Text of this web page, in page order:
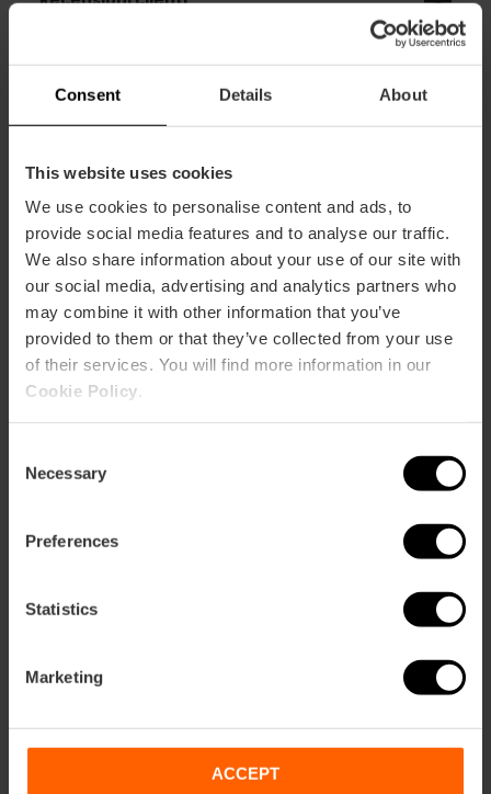
Consent Details About
This website uses cookies
We use cookies to personalise content and ads, to
provide social media features and to analyse our traffic.
We also share information about your use of our site with
our social media, advertising and analytics partners who
may combine it with other information that you’ve
provided to them or that they’ve collected from your use
of their services. You will find more information in our
Cookie Policy
Selection
Necessary
Preferences
Statistics
Marketing
ACCEPT
Può anche interessarti
Valencia Tourist Card da 72 ore e biglietti
per l’Oceanogràfic, il Museo delle Scienze